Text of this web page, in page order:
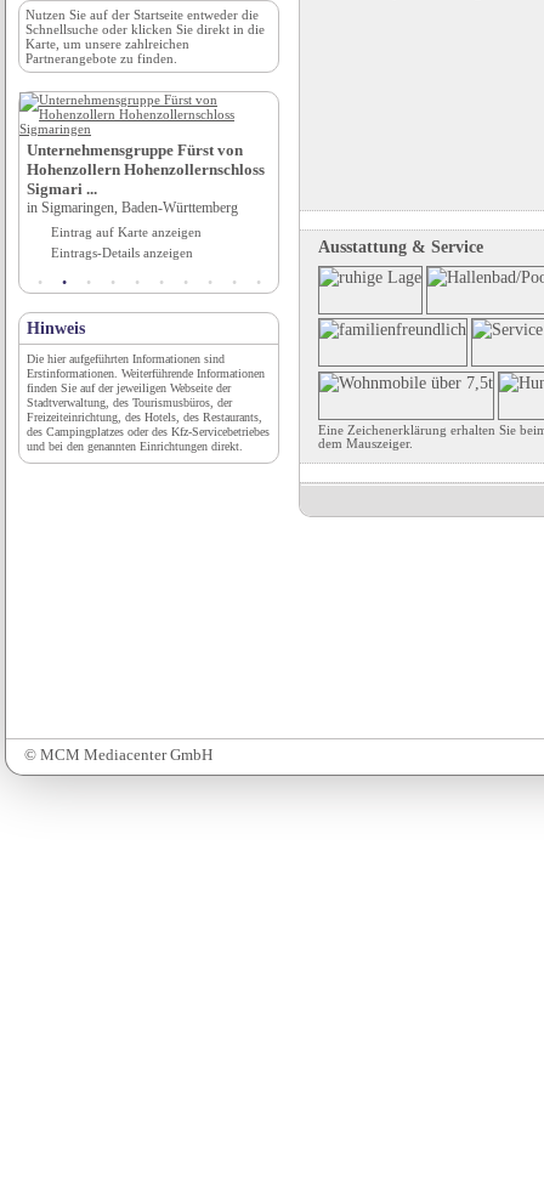
Ausstattung & Service
Eine Zeichenerklärung erhalten Sie
dem Mauszeiger.
© MCM Mediacenter GmbH
Nutzen Sie auf der Startseite entweder die
Schnellsuche oder klicken Sie direkt in die
Karte, um unsere zahlreichen
Partnerangebote zu finden.
Unternehmensgruppe Fürst von
Hohenzollern Hohenzollernschloss
Sigmari ...
in Sigmaringen, Baden-Württemberg
Eintrag auf Karte anzeigen
Eintrags-Details anzeigen
Hinweis
Die hier aufgeführten Informationen sind
Erstinformationen. Weiterführende Informationen
finden Sie auf der jeweiligen Webseite der
Stadtverwaltung, des Tourismusbüros, der
Freizeiteinrichtung, des Hotels, des Restaurants,
des Campingplatzes oder des Kfz-Servicebetriebes
und bei den genannten Einrichtungen direkt.